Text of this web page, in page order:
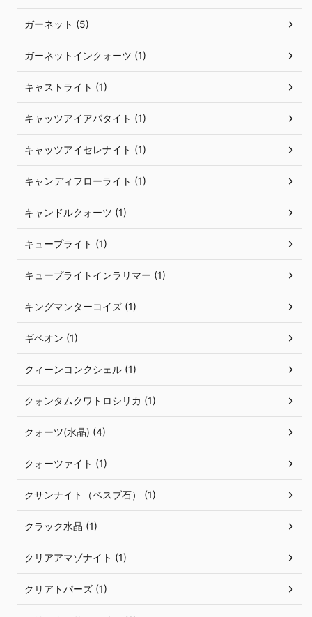
ガーネット (5)
ガーネットインクォーツ (1)
キャストライト (1)
キャッツアイアパタイト (1)
キャッツアイセレナイト (1)
キャンディフローライト (1)
キャンドルクォーツ (1)
キュープライト (1)
キュープライトインラリマー (1)
キングマンターコイズ (1)
ギベオン (1)
クィーンコンクシェル (1)
クォンタムクワトロシリカ (1)
クォーツ(水晶) (4)
クォーツァイト (1)
クサンナイト（ベスブ石） (1)
クラック水晶 (1)
クリアアマゾナイト (1)
クリアトパーズ (1)